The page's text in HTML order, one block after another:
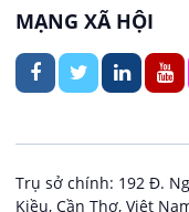
Lễ tân
May mặc
Việc làm tại Thuận
Việc làm tại Vị Thủy
MẠNG XÃ HỘI
Trụ sở chính: 192 Đ.
Kiều, Cần Thơ, Việt